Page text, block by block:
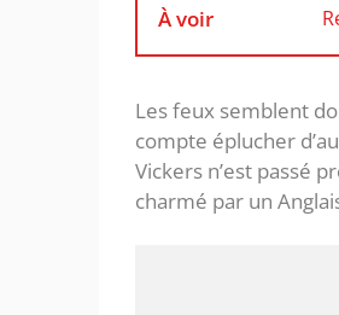
À voir
Les feux semblent
compte éplucher
Vickers n’est passé
charmé par un